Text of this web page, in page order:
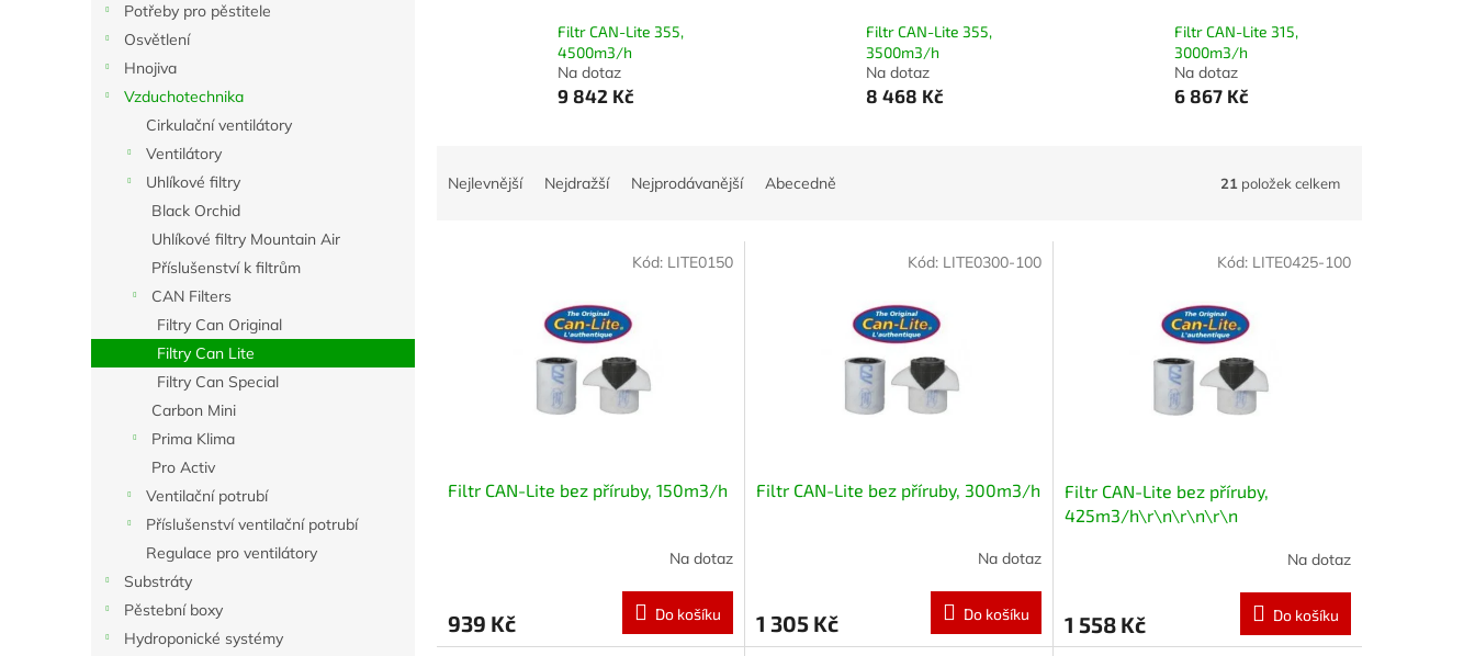
Potřeby pro pěstitele
Osvětlení
Hnojiva
Vzduchotechnika
Cirkulační ventilátory
Ventilátory
Uhlíkové filtry
Black Orchid
Uhlíkové filtry Mountain Air
Příslušenství k filtrům
CAN Filters
Filtry Can Original
Filtry Can Lite
Filtry Can Special
Carbon Mini
Prima Klima
Pro Activ
Ventilační potrubí
Příslušenství ventilační potrubí
Regulace pro ventilátory
Substráty
Pěstební boxy
Hydroponické systémy
Filtr CAN-Lite 355,
4500m3/h
Na dotaz
9 842 Kč
Filtr CAN-Lite 355,
3500m3/h
Na dotaz
8 468 Kč
Filtr CAN-Lite 315,
3000m3/h
Na dotaz
6 867 Kč
Nejlevnější Nejdražší Nejprodávanější Abecedně 21 položek celkem
Filtr CAN-Lite bez příruby, 150m3/h
Na dotaz
939 Kč Do košíku
Kód: LITE0150
Filtr CAN-Lite bez příruby, 300m3/h
Na dotaz
1 305 Kč Do košíku
Kód: LITE0300-100
Filtr CAN-Lite bez příruby,
425m3/h\r\n\r\n\r\n
Na dotaz
1 558 Kč Do košíku
Kód: LITE0425-100